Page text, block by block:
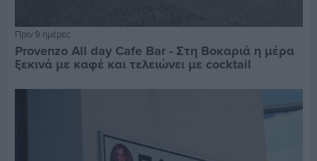
Πριν 9 ημέρες
Provenzo All day Cafe Bar - Στη Βοκαριά η μέρα
ξεκινά με καφέ και τελειώνει με cocktail